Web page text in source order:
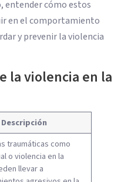
entender cómo estos
en el comportamiento
y prevenir la violencia
la violencia en la
Descripción
traumáticas como
o violencia en la
llevar a